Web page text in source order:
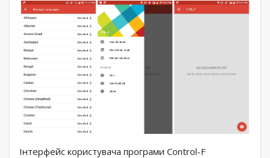
Інтерфейс користувача програми Control-F